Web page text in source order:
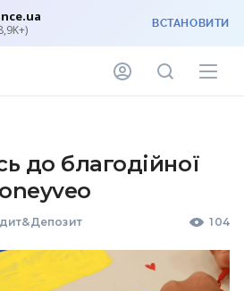
ВСТАНОВИТИ
до благодійної
104